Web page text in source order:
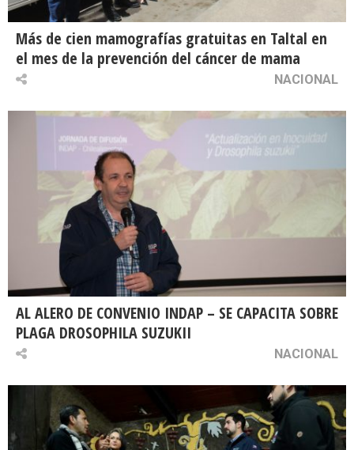
Más de cien mamografías gratuitas en Taltal en
el mes de la prevención del cáncer de mama
NACIONAL
AL ALERO DE CONVENIO INDAP – SE CAPACITA SOBRE
PLAGA DROSOPHILA SUZUKII
NACIONAL